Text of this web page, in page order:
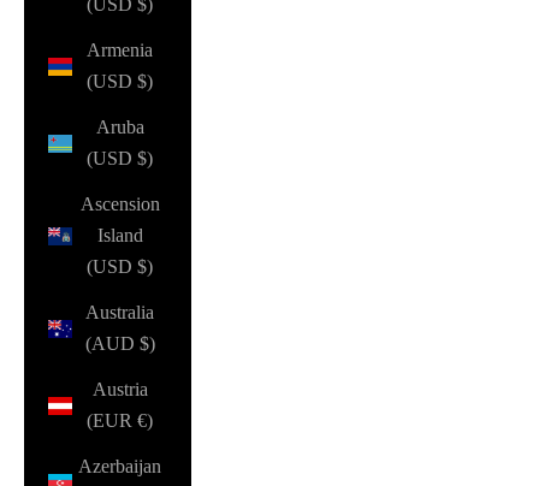
(USD $)
Armenia
(USD $)
Aruba
(USD $)
Ascension
Island
(USD $)
Australia
(AUD $)
Austria
(EUR €)
Azerbaijan